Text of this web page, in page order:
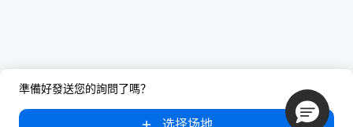
準備好發送您的詢問了嗎？